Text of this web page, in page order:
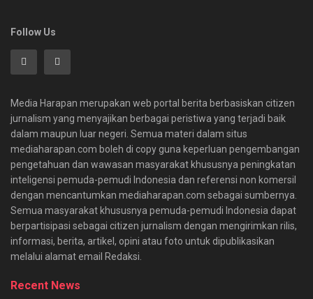
Follow Us
Media Harapan merupakan web portal berita berbasiskan citizen
jurnalism yang menyajikan berbagai peristiwa yang terjadi baik
dalam maupun luar negeri. Semua materi dalam situs
mediaharapan.com boleh di copy guna keperluan pengembangan
pengetahuan dan wawasan masyarakat khususnya peningkatan
inteligensi pemuda-pemudi Indonesia dan referensi non komersil
dengan mencantumkan mediaharapan.com sebagai sumbernya.
Semua masyarakat khususnya pemuda-pemudi Indonesia dapat
berpartisipasi sebagai citizen jurnalism dengan mengirimkan rilis,
informasi, berita, artikel, opini atau foto untuk dipublikasikan
melalui alamat email Redaksi.
Recent News